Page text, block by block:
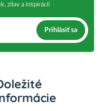
zliav a inšpirácií
Prihlásiť sa